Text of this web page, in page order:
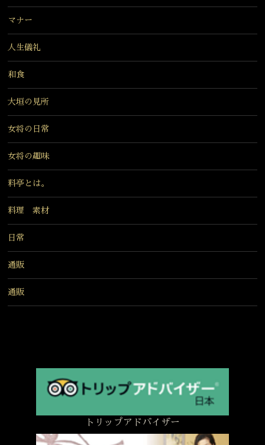
マナー
人生儀礼
和食
大垣の見所
女将の日常
女将の趣味
料亭とは。
料理 素材
日常
通販
通販
トリップアドバイザー